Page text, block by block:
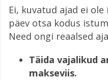
​​Ei, kuvatud ajad ei
päev otsa kodus
Need ongi reaalsed
Täida vajalikud
makseviis.